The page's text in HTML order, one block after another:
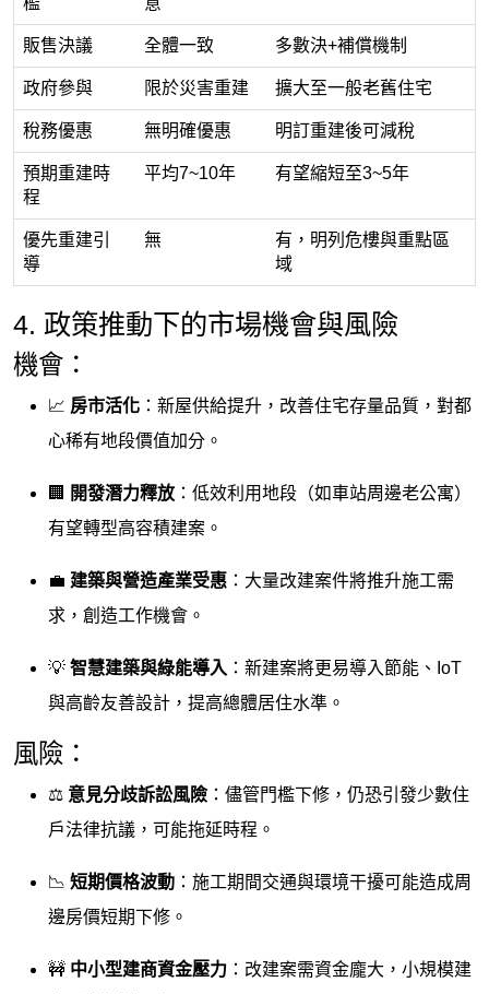
販售決議 全體一致 多數決+補償機制
政府參與 限於災害重建 擴大至一般老舊住宅
稅務優惠 無明確優惠 明訂重建後可減稅
預期重建時
程
平均7~10年 有望縮短至3~5年
優先重建引
導
無
有，明列危樓與重點區
域
4. 政策推動下的市場機會與風險
機會：
📈 房市活化 ：新屋供給提升，改善住宅存量品質，對都
心稀有地段價值加分。
🏢 開發潛力釋放 ：低效利用地段（如車站周邊老公寓）
有望轉型高容積建案。
💼 建築與營造產業受惠 ：大量改建案件將推升施工需
求，創造工作機會。
💡 智慧建築與綠能導入 ：新建案將更易導入節能、IoT
與高齡友善設計，提高總體居住水準。
風險：
⚖️ 意見分歧訴訟風險 ：儘管門檻下修，仍恐引發少數住
戶法律抗議，可能拖延時程。
📉 短期價格波動 ：施工期間交通與環境干擾可能造成周
邊房價短期下修。
🚧 中小型建商資金壓力 ：改建案需資金龐大，小規模建